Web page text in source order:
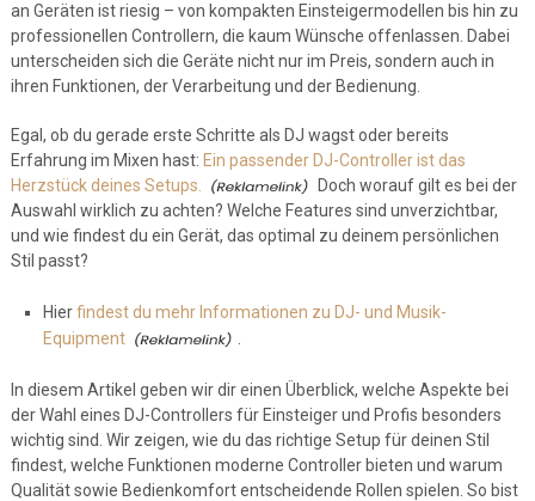
an Geräten ist riesig – von kompakten Einsteigermodellen bis hin zu
professionellen Controllern, die kaum Wünsche offenlassen. Dabei
unterscheiden sich die Geräte nicht nur im Preis, sondern auch in
ihren Funktionen, der Verarbeitung und der Bedienung.
Egal, ob du gerade erste Schritte als DJ wagst oder bereits
Erfahrung im Mixen hast: Ein passender DJ-Controller ist das
Herzstück deines Setups.
Doch worauf gilt es bei der
Auswahl wirklich zu achten? Welche Features sind unverzichtbar,
und wie findest du ein Gerät, das optimal zu deinem persönlichen
Stil passt?
Hierfindest du mehr Informationen zu DJ- und Musik-
Equipment
In diesem Artikel geben wir dir einen Überblick, welche Aspekte bei
der Wahl eines DJ-Controllers für Einsteiger und Profis besonders
wichtig sind. Wir zeigen, wie du das richtige Setup für deinen Stil
findest, welche Funktionen moderne Controller bieten und warum
Qualität sowie Bedienkomfort entscheidende Rollen spielen. So bist